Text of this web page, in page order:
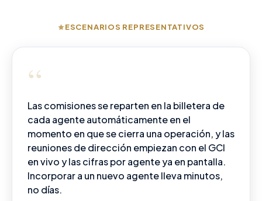
ESCENARIOS REPRESENTATIVOS
“
Las comisiones se reparten en la billetera de
cada agente automáticamente en el
momento en que se cierra una operación, y las
reuniones de dirección empiezan con el GCI
en vivo y las cifras por agente ya en pantalla.
Incorporar a un nuevo agente lleva minutos,
no días.